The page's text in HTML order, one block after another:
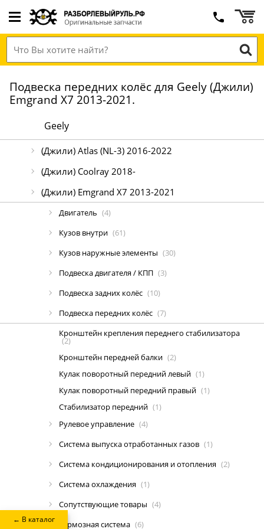
← В каталог
Подвеска передних колёс для Geely (Джили)
Emgrand X7 2013-2021.
Geely
(Джили) Atlas (NL-3) 2016-2022
(Джили) Coolray 2018-
(Джили) Emgrand X7 2013-2021
Двигатель (4)
Кузов внутри (61)
Кузов наружные элементы (30)
Подвеска двигателя / КПП (3)
Подвеска задних колёс (10)
Подвеска передних колёс (7)
Кронштейн крепления переднего стабилизатора
(2)
Кронштейн передней балки (2)
Кулак поворотный передний левый (1)
Кулак поворотный передний правый (1)
Стабилизатор передний (1)
Рулевое управление (4)
Система выпуска отработанных газов (1)
Система кондиционирования и отопления (2)
Система охлаждения (1)
Сопутствующие товары (4)
Тормозная система (6)